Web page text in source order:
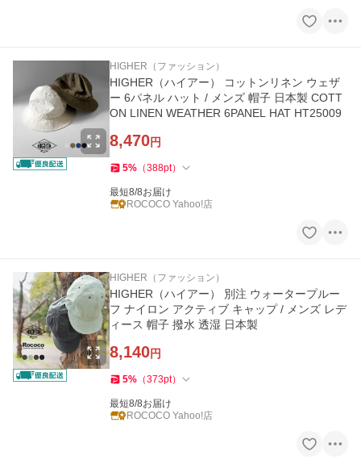
HIGHER（ファッション）
HIGHER（ハイアー） コットンリネン ウェザ
ー 6パネル ハット / メンズ 帽子 日本製 COTT
ON LINEN WEATHER 6PANEL HAT HT25009
8,470円
5% （388pt）
最短8/8お届け
ROCOCO Yahoo!店
HIGHER（ファッション）
HIGHER（ハイアー） 別注 ウォータープルー
フ ナイロン アクティブ キャップ / メンズ レデ
ィース 帽子 撥水 透湿 日本製
8,140円
5% （373pt）
最短8/8お届け
ROCOCO Yahoo!店